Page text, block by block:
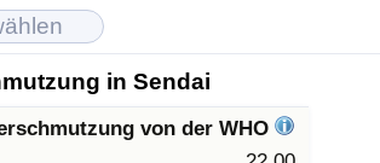
in Sendai
von der WHO
Index (aktuell)
(aktuell)